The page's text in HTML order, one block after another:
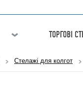
ТОРГОВІ
Стелажі для колгот